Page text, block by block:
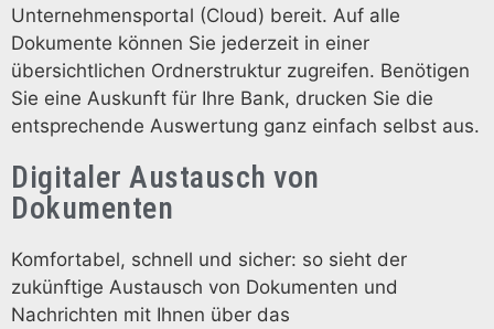
Unternehmensportal (Cloud) bereit. Auf alle
Dokumente können Sie jederzeit in einer
übersichtlichen Ordnerstruktur zugreifen. Benötigen
Sie eine Auskunft für Ihre Bank, drucken Sie die
entsprechende Auswertung ganz einfach selbst aus.
Digitaler Austausch von
Dokumenten
Komfortabel, schnell und sicher: so sieht der
zukünftige Austausch von Dokumenten und
Nachrichten mit Ihnen über das